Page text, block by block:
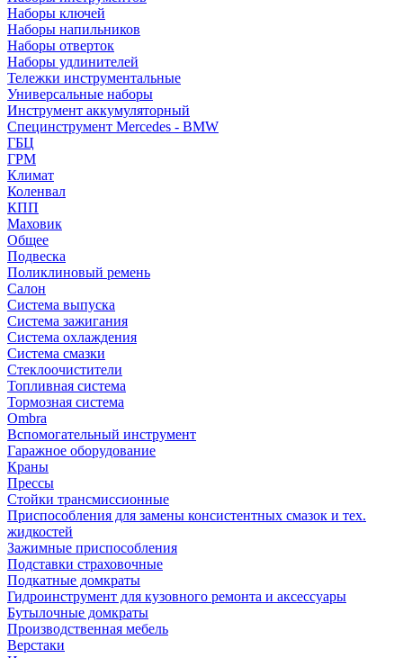
Наборы ключей
Наборы напильников
Наборы отверток
Наборы удлинителей
Тележки инструментальные
Универсальные наборы
Инструмент аккумуляторный
Специнструмент Mercedes - BMW
ГБЦ
ГРМ
Климат
Коленвал
КПП
Маховик
Общее
Подвеска
Поликлиновый ремень
Салон
Система выпуска
Система зажигания
Система охлаждения
Система смазки
Стеклоочистители
Топливная система
Тормозная система
Ombra
Вспомогательный инструмент
Гаражное оборудование
Краны
Прессы
Стойки трансмиссионные
Приспособления для замены консистентных смазок и тех.
жидкостей
Зажимные приспособления
Подставки страховочные
Подкатные домкраты
Гидроинструмент для кузовного ремонта и аксессуары
Бутылочные домкраты
Производственная мебель
Верстаки